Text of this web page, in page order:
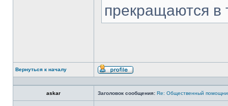
прекращаются в
Вернуться к началу
Профиль
askar Заголовок сообщения: Re: Общественный